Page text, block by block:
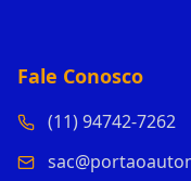
Fale Conosco
(11) 94742-7262